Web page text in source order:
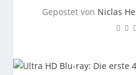
Gepostet von Niclas